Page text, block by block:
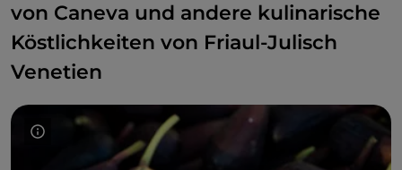
von Caneva und andere kulinarische
Köstlichkeiten von Friaul-Julisch
Venetien